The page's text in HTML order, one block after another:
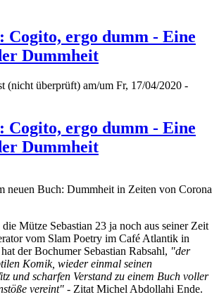
Cogito, ergo dumm - Eine
Dummheit
(nicht überprüft) am/um Fr, 17/04/2020 -
Cogito, ergo dumm - Eine
Dummheit
neuen Buch: Dummheit in Zeiten von Corona
Mütze Sebastian 23 ja noch aus seiner Zeit
vom Slam Poetry im Café Atlantik in
der Bochumer Sebastian Rabsahl, "der
Komik, wieder einmal seinen
und scharfen Verstand zu einem Buch voller
vereint" - Zitat Michel Abdollahi Ende.